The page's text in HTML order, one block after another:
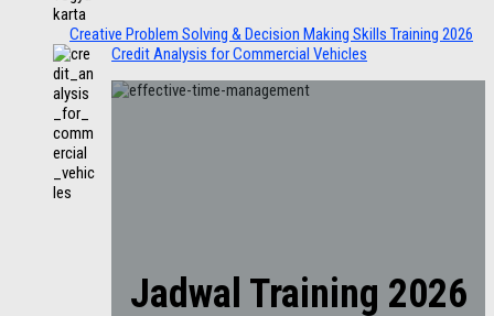
Creative Problem Solving & Decision Making Skills Training 2026
Credit Analysis for Commercial Vehicles
Jadwal Training 2026